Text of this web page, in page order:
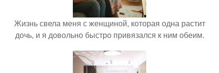
Жизнь свела меня с женщиной, которая одна растит
дочь, и я довольно быстро привязался к ним обеим.